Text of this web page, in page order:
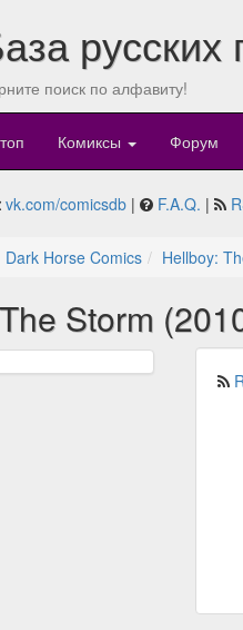
поиск по алфавиту!
Комиксы Форум
vk.com/comicsdb | F.A.Q. |
Dark Horse Comics Hellboy:
Storm